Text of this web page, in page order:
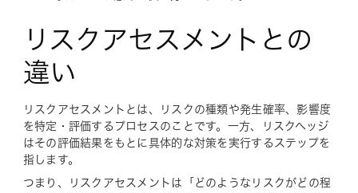
リスクアセスメントとの
違い
リスクアセスメントとは、リスクの種類や発生確率、影響度
を特定・評価するプロセスのことです。一方、リスクヘッジ
はその評価結果をもとに具体的な対策を実行するステップを
指します。
つまり、リスクアセスメントは「どのようなリスクがどの程